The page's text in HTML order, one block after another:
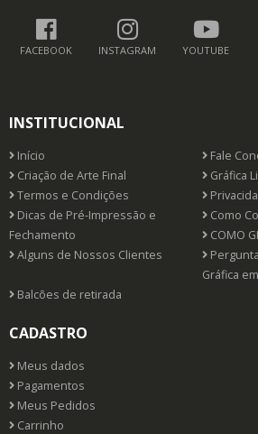
FACEBOOK INSTAGRAM YOUTUBE
INSTITUCIONAL
Início
Fale
Criação de Arte Final
Gráfica
Termos e Condições
Dicas de Pré-Impressão e
Fechamento
Como
COMO
Alguns de Nossos Clientes
Gráfica
Balcões de retirada
CADASTRO
Meus dados
Pagamentos
Meus Pedidos
Carrinho